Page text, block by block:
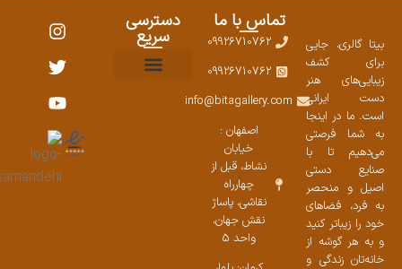
بیتا گالری، جایی
برای کشف
زیبایی‌های هنر
دست ایرانی
است. ما در اینجا
به شما فرصتی
می‌دهیم تا با
صنایع دستی
اصیل و منحصر
به فرد، فضاهای
خود را زیباتر کنید
و به هر گوشه از
خانه‌تان زندگی و
تماس با ما
09926710762
09926710762
info@bitagallery.com
اصفهان :
خیابان
نشاط، قبل از
چهارراه
نقاشی، پاساژ
نقش جهان،
واحد 5
دسترسی
سریع